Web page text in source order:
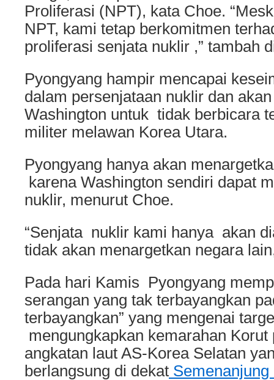
Proliferasi (NPT), kata Choe.
NPT, kami tetap berkomitmen
proliferasi senjata nuklir ,” tambah
Pyongyang hampir mencapai
dalam persenjataan nuklir dan
Washington untuk tidak berbicara
militer melawan Korea Utara.
Pyongyang hanya akan
karena Washington sendiri dapat
nuklir, menurut Choe.
“Senjata nuklir kami hanya akan
tidak akan menargetkan negara
Pada hari Kamis Pyongyang
serangan yang tak terbayangkan
terbayangkan” yang mengenai
mengungkapkan kemarahan Korut
angkatan laut AS-Korea Selatan
berlangsung di dekat Semenanjung